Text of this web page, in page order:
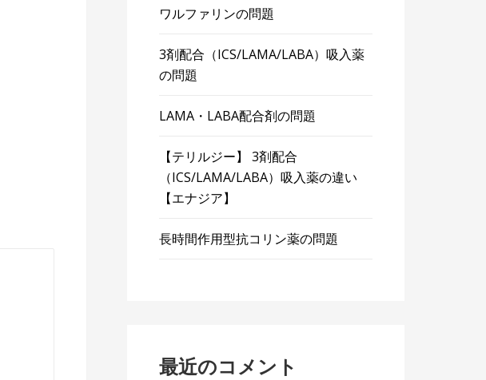
ワルファリンの問題
3剤配合（ICS/LAMA/LABA）吸入薬
の問題
LAMA・LABA配合剤の問題
【テリルジー】 3剤配合
（ICS/LAMA/LABA）吸入薬の違い
【エナジア】
長時間作用型抗コリン薬の問題
最近のコメント